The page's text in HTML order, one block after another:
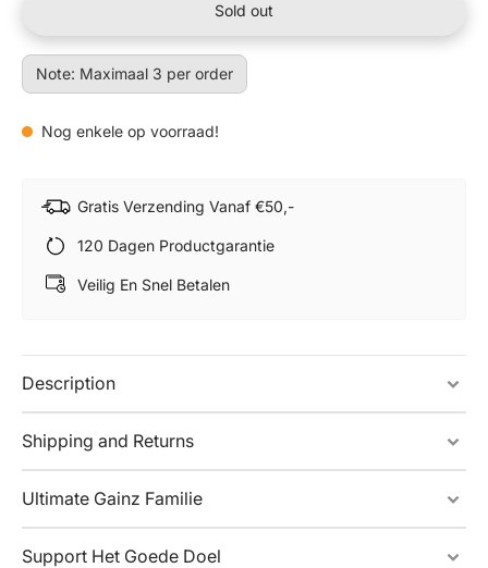
Sold out
Note: Maximaal 3 per order
Nog enkele op voorraad!
Gratis Verzending Vanaf €50,-
120 Dagen Productgarantie
Veilig En Snel Betalen
Description
Shipping and Returns
Ultimate Gainz Familie
Support Het Goede Doel